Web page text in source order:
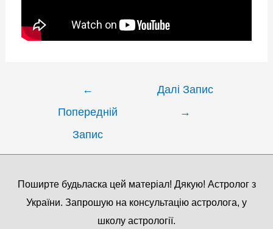
←
Попередній
Запис
Далі Запис
→
Поширте будьласка цей матеріал! Дякую! Астролог з
України. Запрошую на консультацію астролога, у
школу астрології.